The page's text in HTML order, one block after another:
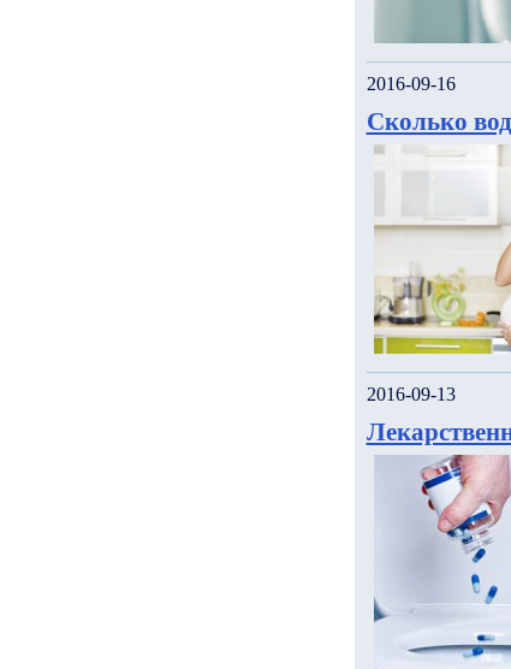
2016-09-16
Сколько
2016-09-13